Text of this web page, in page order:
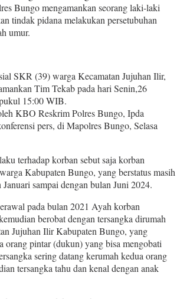
Bungo mengamankan seorang laki-laki
tindak pidana melakukan persetubuhan
umur.
SKR (39) warga Kecamatan Jujuhan Ilir,
Tim Tekab pada hari Senin,26
15:00 WIB.
KBO Reskrim Polres Bungo, Ipda
pers, di Mapolres Bungo, Selasa
terhadap korban sebut saja korban
Kabupaten Bungo, yang berstatus masih
sampai dengan bulan Juni 2024.
pada bulan 2021 Ayah korban
berobat dengan tersangka dirumah
Jujuhan Ilir Kabupaten Bungo, yang
orang pintar (dukun) yang bisa mengobati
sering datang kerumah kedua orang
tersangka tahu dan kenal dengan anak